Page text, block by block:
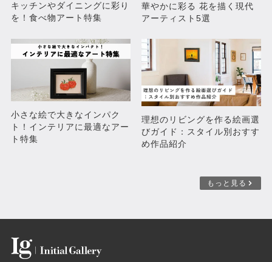
キッチンやダイニングに彩り
を！食べ物アート特集
華やかに彩る 花を描く現代
アーティスト5選
小さな絵で大きなインパク
ト！インテリアに最適なアー
ト特集
理想のリビングを作る絵画選
びガイド：スタイル別おすす
め作品紹介
もっと見る